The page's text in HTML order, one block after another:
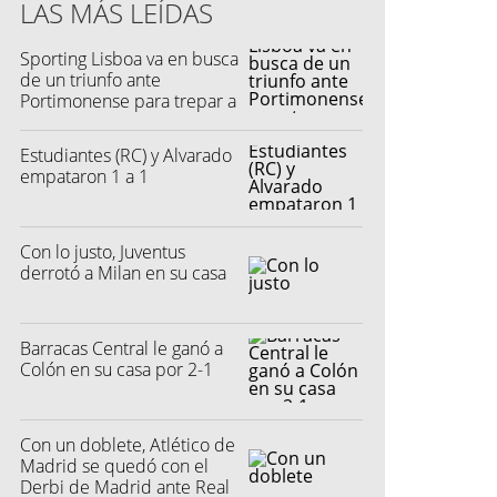
(DataFactory)
LAS MÁS LEÍDAS
Sporting Lisboa va en busca
de un triunfo ante
Portimonense para trepar a
Estudiantes (RC) y Alvarado
empataron 1 a 1
Con lo justo, Juventus
derrotó a Milan en su casa
Barracas Central le ganó a
Colón en su casa por 2-1
Con un doblete, Atlético de
Madrid se quedó con el
Derbi de Madrid ante Real